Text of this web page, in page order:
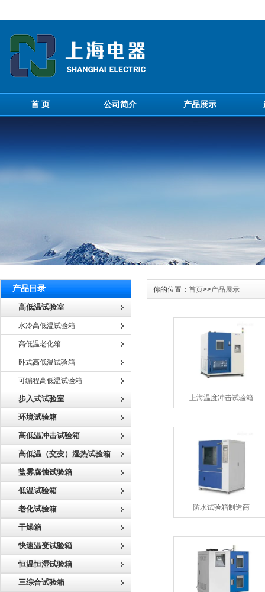
首 页 公司简介 产品展示
产品目录
高低温试验室
水冷高低温试验箱
高低温老化箱
卧式高低温试验箱
可编程高低温试验箱
步入式试验室
环境试验箱
高低温冲击试验箱
高低温（交变）湿热试验箱
盐雾腐蚀试验箱
低温试验箱
老化试验箱
干燥箱
快速温变试验箱
恒温恒湿试验箱
三综合试验箱
你的位置： 首页>>产品展示
上海温度冲击试验箱
防水试验箱制造商